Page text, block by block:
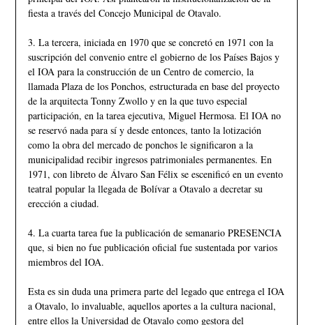
fiesta a través del Concejo Municipal de Otavalo.
3. La tercera, iniciada en 1970 que se concretó en 1971 con la
suscripción del convenio entre el gobierno de los Países Bajos y
el IOA para la construcción de un Centro de comercio, la
llamada Plaza de los Ponchos, estructurada en base del proyecto
de la arquitecta Tonny Zwollo y en la que tuvo especial
participación, en la tarea ejecutiva, Miguel Hermosa. El IOA no
se reservó nada para sí y desde entonces, tanto la lotización
como la obra del mercado de ponchos le significaron a la
municipalidad recibir ingresos patrimoniales permanentes. En
1971, con libreto de Álvaro San Félix se escenificó en un evento
teatral popular la llegada de Bolívar a Otavalo a decretar su
erección a ciudad.
4. La cuarta tarea fue la publicación de semanario PRESENCIA
que, si bien no fue publicación oficial fue sustentada por varios
miembros del IOA.
Esta es sin duda una primera parte del legado que entrega el IOA
a Otavalo, lo invaluable, aquellos aportes a la cultura nacional,
entre ellos la Universidad de Otavalo como gestora del